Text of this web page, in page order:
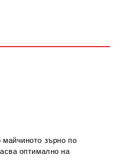
за лични данни
на работния ден.
зърно по
оптимално на